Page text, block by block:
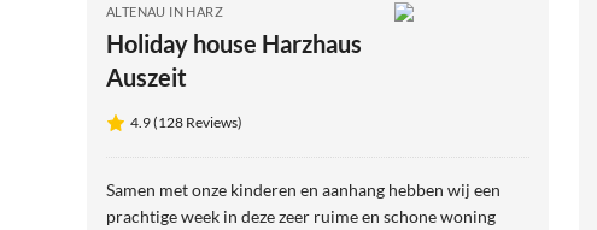
ALTENAU IN HARZ
Holiday house Harzhaus
Auszeit
4.9 (128 Reviews)
Samen met onze kinderen en aanhang hebben wij een
prachtige week in deze zeer ruime en schone woning